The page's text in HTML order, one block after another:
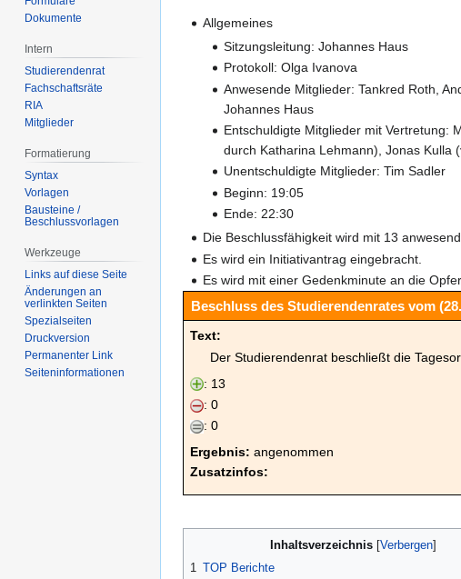
Allgemeines
Sitzungsleitung: Johannes Haus
Protokoll: Olga Ivanova
Anwesende Mitglieder: Tankred Roth,
Johannes Haus
Entschuldigte Mitglieder mit Vertretung:
durch Katharina Lehmann), Jonas Kulla
Unentschuldigte Mitglieder: Tim Sadler
Beginn: 19:05
Ende: 22:30
Die Beschlussfähigkeit wird mit 13
Es wird ein Initiativantrag eingebracht.
Es wird mit einer Gedenkminute an die
Beschluss des Studierendenrates vom
Text:
Der Studierendenrat beschließt die
: 13
: 0
: 0
Ergebnis: angenommen
Zusatzinfos:
Inhaltsverzeichnis
1 TOP Berichte
Dokumente
Intern
Studierendenrat
Fachschaftsräte
RIA
Mitglieder
Formatierung
Syntax
Vorlagen
Bausteine /
Beschlussvorlagen
Werkzeuge
Links auf diese Seite
Änderungen an
verlinkten Seiten
Spezialseiten
Druckversion
Permanenter Link
Seiten­­informationen